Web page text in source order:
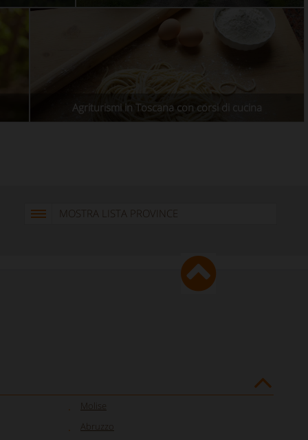
Agriturismi in Toscana con corsi di cucina
MOSTRA LISTA PROVINCE
Molise
Abruzzo